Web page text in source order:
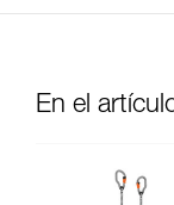
En el